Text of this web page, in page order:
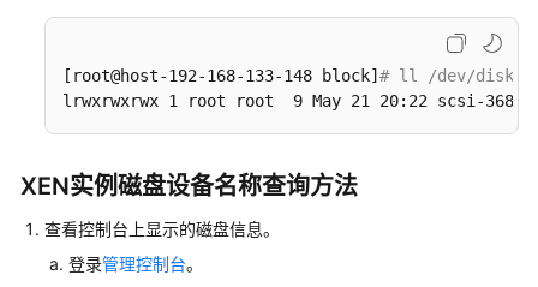
与
镜
像
管
[root@host-192-168-133-148 block] # ll /dev/disk/by-
lrwxrwxrwx 1 root root  9 May 21 20:22 scsi-
XEN实例磁盘设备名称查询方法
查看控制台上显示的磁盘信息。
登录管理控制台。